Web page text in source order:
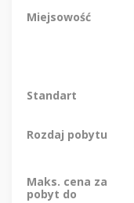
Miejsowość
Standart
Rozdaj pobytu
Maks. cena za
pobyt do